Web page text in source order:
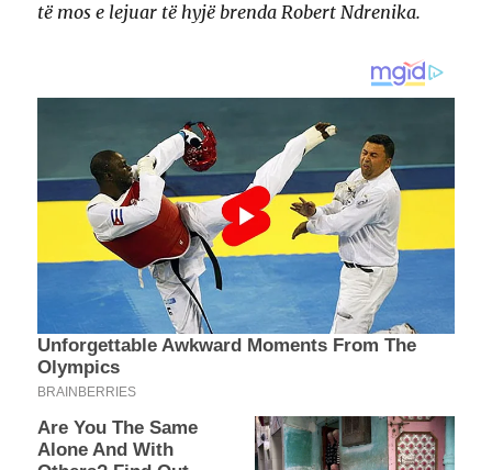
të mos e lejuar të hyjë brenda Robert Ndrenika.